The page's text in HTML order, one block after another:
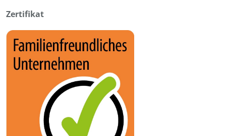
Zertifikat